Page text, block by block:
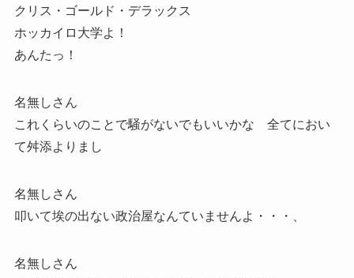
クリス・ゴールド・デラックス
ホッカイロ大学よ！
あんたっ！
名無しさん
これくらいのことで騒がないでもいいかな 全てにおい
て舛添よりまし
名無しさん
叩いて埃の出ない政治屋なんていませんよ・・・、
名無しさん